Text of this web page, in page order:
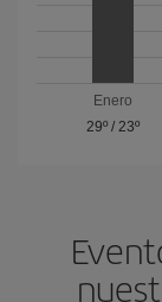
Enero
29º/ 23º